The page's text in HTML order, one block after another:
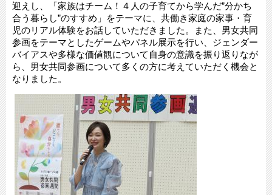
迎えし、「家族はチーム！４人の子育てから学んだ”分かち
合う暮らし”のすすめ」をテーマに、共働き家庭の家事・育
児のリアル体験をお話していただきました。また、男女共同
参画をテーマとしたゲームやパネル展示を行い、ジェンダー
バイアスや多様な価値観について自身の意識を振り返りなが
ら、男女共同参画について多くの方に考えていただく機会と
なりました。